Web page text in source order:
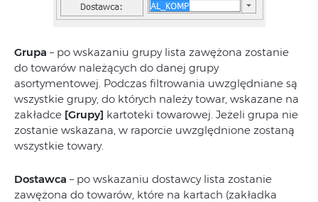
Grupa – po wskazaniu grupy lista zawężona zostanie
do towarów należących do danej grupy
asortymentowej. Podczas filtrowania uwzględniane są
wszystkie grupy, do których należy towar, wskazane na
zakładce [Grupy] kartoteki towarowej. Jeżeli grupa nie
zostanie wskazana, w raporcie uwzględnione zostaną
wszystkie towary.
Dostawca – po wskazaniu dostawcy lista zostanie
zawężona do towarów, które na kartach (zakładka